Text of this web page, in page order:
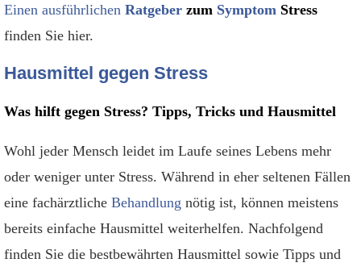
Einen ausführlichen Ratgeber zum Symptom Stress
finden Sie hier.
Hausmittel gegen Stress
Was hilft gegen Stress? Tipps, Tricks und Hausmittel
Wohl jeder Mensch leidet im Laufe seines Lebens mehr
oder weniger unter Stress. Während in eher seltenen Fällen
eine fachärztliche Behandlung nötig ist, können meistens
bereits einfache Hausmittel weiterhelfen. Nachfolgend
finden Sie die bestbewährten Hausmittel sowie Tipps und